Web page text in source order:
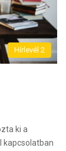
Hírlevél 2
ki a
kapcsolatban